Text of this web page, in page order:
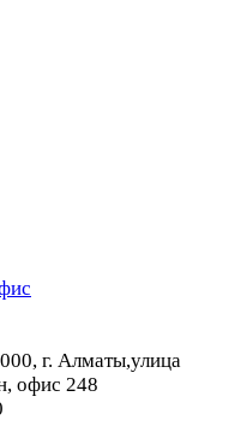
г. Алматы,улица
офис 248